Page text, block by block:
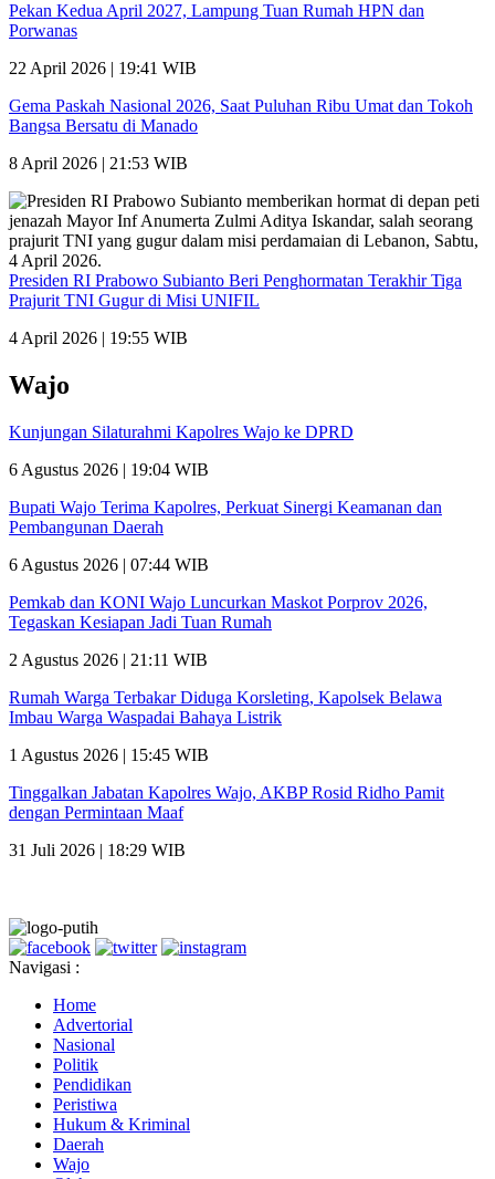
Pekan Kedua April 2027, Lampung Tuan Rumah HPN dan
Porwanas
22 April 2026 | 19:41 WIB
Gema Paskah Nasional 2026, Saat Puluhan Ribu Umat dan Tokoh
Bangsa Bersatu di Manado
8 April 2026 | 21:53 WIB
Presiden RI Prabowo Subianto Beri Penghormatan Terakhir Tiga
Prajurit TNI Gugur di Misi UNIFIL
4 April 2026 | 19:55 WIB
Wajo
Kunjungan Silaturahmi Kapolres Wajo ke DPRD
6 Agustus 2026 | 19:04 WIB
Bupati Wajo Terima Kapolres, Perkuat Sinergi Keamanan dan
Pembangunan Daerah
6 Agustus 2026 | 07:44 WIB
Pemkab dan KONI Wajo Luncurkan Maskot Porprov 2026,
Tegaskan Kesiapan Jadi Tuan Rumah
2 Agustus 2026 | 21:11 WIB
Rumah Warga Terbakar Diduga Korsleting, Kapolsek Belawa
Imbau Warga Waspadai Bahaya Listrik
1 Agustus 2026 | 15:45 WIB
Tinggalkan Jabatan Kapolres Wajo, AKBP Rosid Ridho Pamit
dengan Permintaan Maaf
31 Juli 2026 | 18:29 WIB
Navigasi :
Home
Advertorial
Nasional
Politik
Pendidikan
Peristiwa
Hukum & Kriminal
Daerah
Wajo